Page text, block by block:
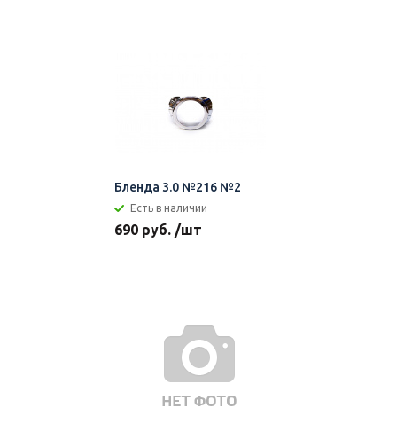
Бленда 3.0 №216 №2
Есть в наличии
690 руб. /шт